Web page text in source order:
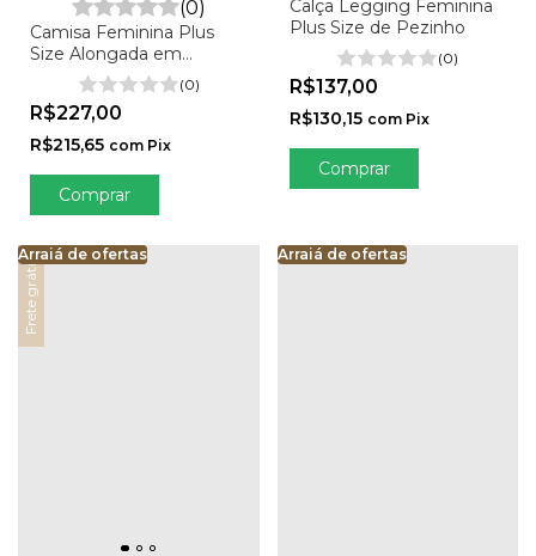
(0)
Camisa Feminina Plus
Size Alongada em
Viscolinho - Lais
(0)
R$227,00
R$215,65 com Pix
Comprar
Calça Legging Feminina
Plus Size de Pezinho
(0)
R$137,00
R$130,15 com Pix
Comprar
Arraiá de ofertas
Arraiá de ofertas Arraiá de ofertas
Frete grátis
Arraiá de ofertas